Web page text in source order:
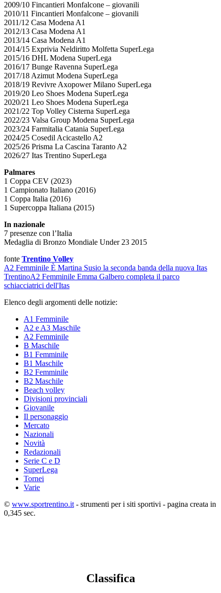
2009/10 Fincantieri Monfalcone – giovanili
2010/11 Fincantieri Monfalcone – giovanili
2011/12 Casa Modena A1
2012/13 Casa Modena A1
2013/14 Casa Modena A1
2014/15 Exprivia Neldiritto Molfetta SuperLega
2015/16 DHL Modena SuperLega
2016/17 Bunge Ravenna SuperLega
2017/18 Azimut Modena SuperLega
2018/19 Revivre Axopower Milano SuperLega
2019/20 Leo Shoes Modena SuperLega
2020/21 Leo Shoes Modena SuperLega
2021/22 Top Volley Cisterna SuperLega
2022/23 Valsa Group Modena SuperLega
2023/24 Farmitalia Catania SuperLega
2024/25 Cosedil Acicastello A2
2025/26 Prisma La Cascina Taranto A2
2026/27 Itas Trentino SuperLega
Palmares
1 Coppa CEV (2023)
1 Campionato Italiano (2016)
1 Coppa Italia (2016)
1 Supercoppa Italiana (2015)
In nazionale
7 presenze con l’Italia
Medaglia di Bronzo Mondiale Under 23 2015
fonte Trentino Volley
A2 Femminile È Martina Susio la seconda banda della nuova Itas
TrentinoA2 Femminile Emma Galbero completa il parco
schiacciatrici dell'Itas
Elenco degli argomenti delle notizie:
A1 Femminile
A2 e A3 Maschile
A2 Femminile
B Maschile
B1 Femminile
B1 Maschile
B2 Femminile
B2 Maschile
Beach volley
Divisioni provinciali
Giovanile
Il personaggio
Mercato
Nazionali
Novità
Redazionali
Serie C e D
SuperLega
Tornei
Varie
© www.sportrentino.it- strumenti per i siti sportivi - pagina creata in
0,345 sec.
Classifica